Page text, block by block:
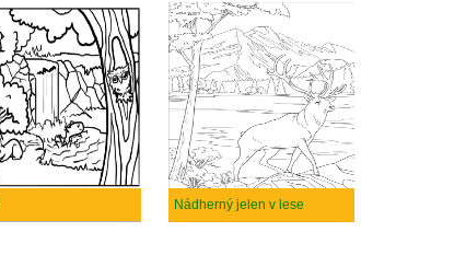
Nádherný jelen v lese